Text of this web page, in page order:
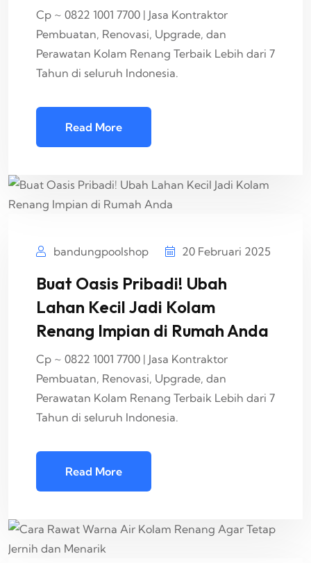
Cp ~ 0822 1001 7700 | Jasa Kontraktor
Pembuatan, Renovasi, Upgrade, dan
Perawatan Kolam Renang Terbaik Lebih dari 7
Tahun di seluruh Indonesia.
Read More
bandungpoolshop 20 Februari 2025
Buat Oasis Pribadi! Ubah
Lahan Kecil Jadi Kolam
Renang Impian di Rumah Anda
Cp ~ 0822 1001 7700 | Jasa Kontraktor
Pembuatan, Renovasi, Upgrade, dan
Perawatan Kolam Renang Terbaik Lebih dari 7
Tahun di seluruh Indonesia.
Read More